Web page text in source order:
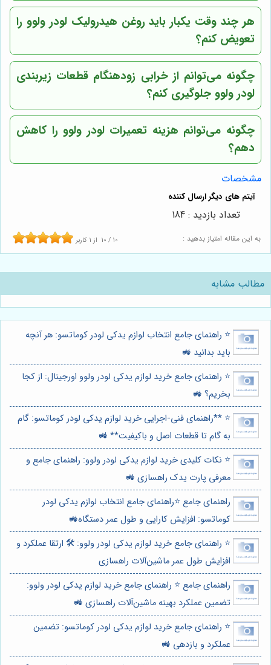
هر چند وقت یکبار باید روغن هیدرولیک لودر ولوو را
تعویض کنم؟
چگونه می‌توانم از خرابی زودهنگام قطعات زیربندی
لودر ولوو جلوگیری کنم؟
چگونه می‌توانم هزینه تعمیرات لودر ولوو را کاهش
دهم؟
مشخصات
به این مقاله امتیاز بدهید : 10 / 10 از 1 کاربر
تعداد بازدید : 184
مطالب مشابه
⭐️ راهنمای جامع انتخاب لوازم یدکی لودر کوماتسو: هر آنچه
باید بدانید 🚜
⭐️ راهنمای جامع خرید لوازم یدکی لودر ولوو اورجینال: از کجا
بخریم؟ 🚜
⭐️ **راهنمای فنی-اجرایی خرید لوازم یدکی لودر کوماتسو: گام
به گام تا قطعات اصل و باکیفیت** 🚜
⭐️ نکات کلیدی خرید لوازم یدکی لودر ولوو: راهنمای جامع و
معرفی پارت یدک راهسازی 🚜
راهنمای جامع ⭐️راهنمای جامع انتخاب لوازم یدکی لودر
کوماتسو: افزایش کارایی و طول عمر دستگاه🚜
⭐️ راهنمای جامع خرید لوازم یدکی لودر ولوو: 🛠️ ارتقا عملکرد و
افزایش طول عمر ماشین‌آلات راهسازی
راهنمای جامع ⭐️ راهنمای جامع خرید لوازم یدکی لودر ولوو:
تضمین عملکرد بهینه ماشین‌آلات راهسازی 🚜
⭐️ راهنمای جامع خرید لوازم یدکی لودر کوماتسو: تضمین
عملکرد و بازدهی 🚜